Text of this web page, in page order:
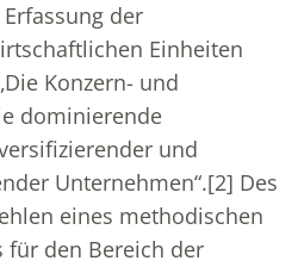
der
Einheiten
Konzern- und
dominierende
und
Unternehmen“.[2] Des
eines methodischen
für den Bereich der